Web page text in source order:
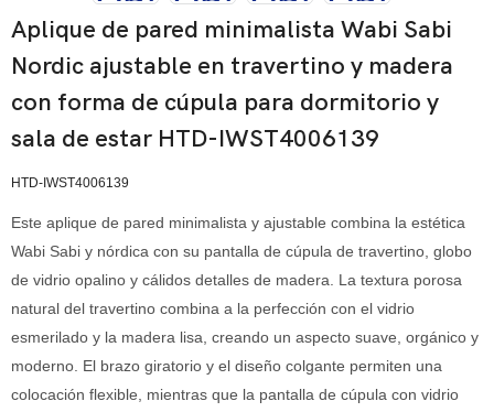
Aplique de pared minimalista Wabi Sabi
Nordic ajustable en travertino y madera
con forma de cúpula para dormitorio y
sala de estar HTD-IWST4006139
HTD-IWST4006139
Este aplique de pared minimalista y ajustable combina la estética
Wabi Sabi y nórdica con su pantalla de cúpula de travertino, globo
de vidrio opalino y cálidos detalles de madera. La textura porosa
natural del travertino combina a la perfección con el vidrio
esmerilado y la madera lisa, creando un aspecto suave, orgánico y
moderno. El brazo giratorio y el diseño colgante permiten una
colocación flexible, mientras que la pantalla de cúpula con vidrio